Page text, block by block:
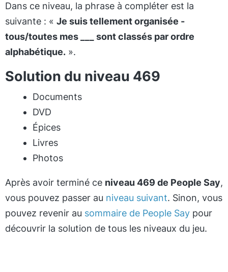
Dans ce niveau, la phrase à compléter est la
suivante : « Je suis tellement organisée -
tous/toutes mes ___ sont classés par ordre
alphabétique. ».
Solution du niveau 469
Documents
DVD
Épices
Livres
Photos
Après avoir terminé ce niveau 469 de People Say,
vous pouvez passer au niveau suivant. Sinon, vous
pouvez revenir au sommaire de People Say pour
découvrir la solution de tous les niveaux du jeu.